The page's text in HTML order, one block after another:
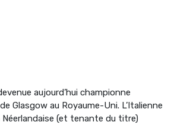
aujourd’hui championne
Glasgow au Royaume-Uni. L’Italienne
(et tenante du titre)